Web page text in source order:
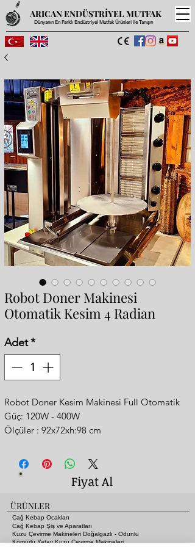
Dünyanın En Farklı Endüstriyel Mutfak Ürünleri ile Tanışın
ARICAN ENDÜSTRİYEL MUTFAK
Robot Doner Makinesi
Otomatik Kesim 4 Radian
Adet*
Robot Doner Kesim Makinesi Full Otomatik
Güç: 120W - 400W
Ölçüler : 92x72xh:98 cm
Hacim (m³): 0,90
NGG20 20 mbar
Isı Miktarı (KW) 9,60
Gaz Sarfiyatı: 1,016 m3/h
Gaz Girişi: R 1/2"
Net Ağırlık : (kg)150
Et kapasite : ( Ø )- Ø450 mm
Fiyat Al
ÜRÜNLER
Cağ Kebap Ocakları
Cağ Kebap Şiş ve Aparatları
Kuzu Çevirme Makineleri Doğalgazlı - Odunlu
Kömürlü Yatay Kuzu Çevirme Makineleri